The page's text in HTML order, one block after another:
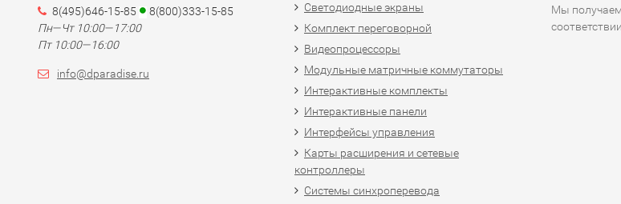
8(495)646-15-85
8(800)333-15-85
Пн—Чт 10:00—17:00
Пт 10:00—16:00
info@dparadise.ru
Светодиодные экраны
Комплект переговорной
Видеопроцессоры
Модульные матричные коммутаторы
Интерактивные комплекты
Интерактивные панели
Интерфейсы управления
Карты расширения и сетевые
контроллеры
Системы синхроперевода
Мы